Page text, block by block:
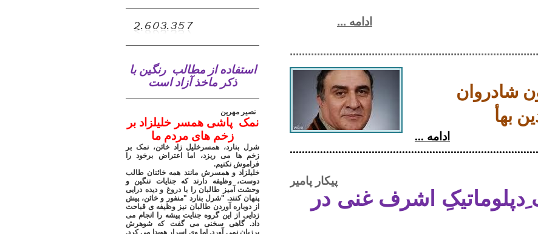
استفاده از مطالب رنگین با
ذکر ماخذ آزاد است
نصیر مهرین
نمک پاشی همسر خلیلزاد بر
زخم های مردم ما
شرل بنارد، همسرخلیل زاد خائن، نمک بر
زخم ها می ریزد، اما اعتراض برخود را
فراموش نکنیم.
خلیلزاد و همسرش مانند همه خائنان طالب
دوست، وظیفه دارند که جنایات ننگین و
وحشت آمیز طالبان را با دروغ و دیده درایی
پنهان کنند. "شرل بنارد "منفور و خائن، پیش
از دوباره آوردن طالبان نیز وظیفه ی قباحت
زدایی از این گروه جنایت پیشه را انجام می
داد. گاهی سخنی می گفت که شوهرش
برزبان نمی آورد. اما وی اسرار هویدا می کرد.
ادامه ...
شادروان
بهأ
ادامه ...
پیکار پامیر
اشرف غنی در